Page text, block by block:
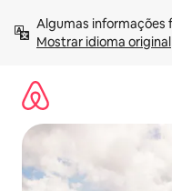
para
Mostrar idioma original